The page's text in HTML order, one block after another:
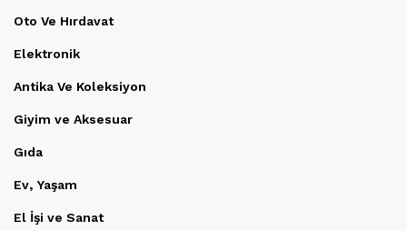
Oto Ve Hırdavat
Elektronik
Antika Ve Koleksiyon
Giyim ve Aksesuar
Gıda
Ev, Yaşam
El İşi ve Sanat